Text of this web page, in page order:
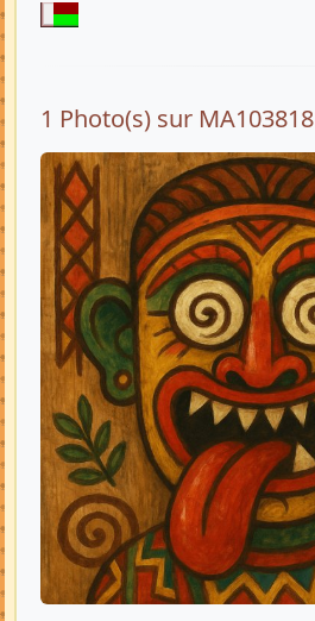
1 Photo(s) sur MA103818